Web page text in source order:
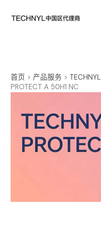
首页 >产品服务 > TECHNYL
PROTECT A 50H1 NC